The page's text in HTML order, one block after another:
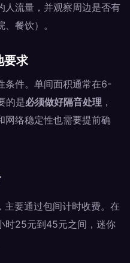
人流量，并观察周边是否有
餐饮）。
要求
条件。单间面积通常在6-
的是必须做好隔音处理 ，
网络稳定性也需要提前确
主要通过包间计时收费。在
时25元到45元之间，迷你